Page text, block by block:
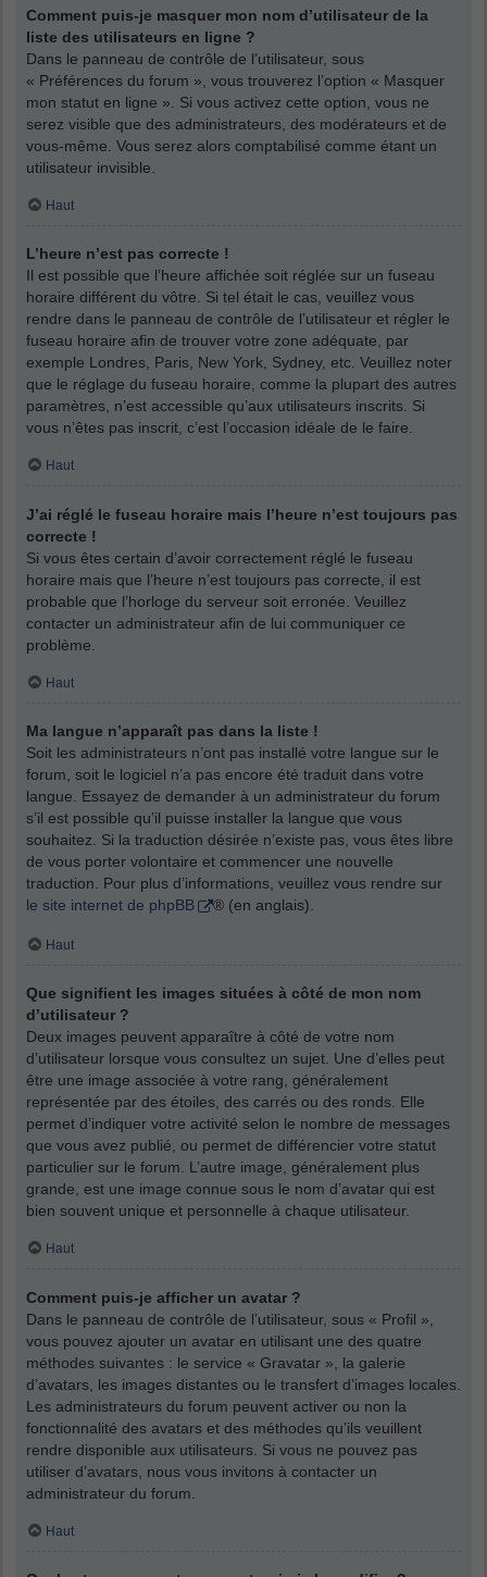
Comment puis-je masquer mon nom d’utilisateur de la
liste des utilisateurs en ligne ?
Dans le panneau de contrôle de l’utilisateur, sous
« Préférences du forum », vous trouverez l’option « Masquer
mon statut en ligne ». Si vous activez cette option, vous ne
serez visible que des administrateurs, des modérateurs et de
vous-même. Vous serez alors comptabilisé comme étant un
utilisateur invisible.
Haut
L’heure n’est pas correcte !
Il est possible que l’heure affichée soit réglée sur un fuseau
horaire différent du vôtre. Si tel était le cas, veuillez vous
rendre dans le panneau de contrôle de l’utilisateur et régler le
fuseau horaire afin de trouver votre zone adéquate, par
exemple Londres, Paris, New York, Sydney, etc. Veuillez noter
que le réglage du fuseau horaire, comme la plupart des autres
paramètres, n’est accessible qu’aux utilisateurs inscrits. Si
vous n’êtes pas inscrit, c’est l’occasion idéale de le faire.
Haut
J’ai réglé le fuseau horaire mais l’heure n’est toujours pas
correcte !
Si vous êtes certain d’avoir correctement réglé le fuseau
horaire mais que l’heure n’est toujours pas correcte, il est
probable que l’horloge du serveur soit erronée. Veuillez
contacter un administrateur afin de lui communiquer ce
problème.
Haut
Ma langue n’apparaît pas dans la liste !
Soit les administrateurs n’ont pas installé votre langue sur le
forum, soit le logiciel n’a pas encore été traduit dans votre
langue. Essayez de demander à un administrateur du forum
s’il est possible qu’il puisse installer la langue que vous
souhaitez. Si la traduction désirée n’existe pas, vous êtes libre
de vous porter volontaire et commencer une nouvelle
traduction. Pour plus d’informations, veuillez vous rendre sur
le site internet de phpBB
® (en anglais).
Haut
Que signifient les images situées à côté de mon nom
d’utilisateur ?
Deux images peuvent apparaître à côté de votre nom
d’utilisateur lorsque vous consultez un sujet. Une d’elles peut
être une image associée à votre rang, généralement
représentée par des étoiles, des carrés ou des ronds. Elle
permet d’indiquer votre activité selon le nombre de messages
que vous avez publié, ou permet de différencier votre statut
particulier sur le forum. L’autre image, généralement plus
grande, est une image connue sous le nom d’avatar qui est
bien souvent unique et personnelle à chaque utilisateur.
Haut
Comment puis-je afficher un avatar ?
Dans le panneau de contrôle de l’utilisateur, sous « Profil »,
vous pouvez ajouter un avatar en utilisant une des quatre
méthodes suivantes : le service « Gravatar », la galerie
d’avatars, les images distantes ou le transfert d’images locales.
Les administrateurs du forum peuvent activer ou non la
fonctionnalité des avatars et des méthodes qu’ils veuillent
rendre disponible aux utilisateurs. Si vous ne pouvez pas
utiliser d’avatars, nous vous invitons à contacter un
administrateur du forum.
Haut